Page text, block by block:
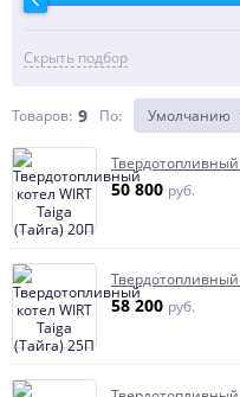
Скрыть подбор
Товаров: 9 По: Умолчанию
Твердотопливный
50 800 руб.
Твердотопливный
58 200 руб.